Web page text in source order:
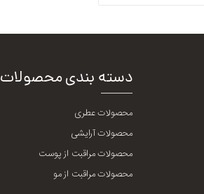
دسته بندی محصولات
محصولات عطری
محصولات آرایشی
محصولات مراقبت از پوست
محصولات مراقبت از مو